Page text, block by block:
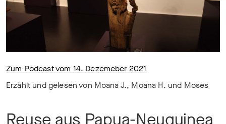
Zum Podcast vom 14. Dezemeber 2021
Erzählt und gelesen von Moana J., Moana H. und Moses